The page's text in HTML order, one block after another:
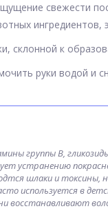
свежести
ингредиентов,
склонной к
руки водой и
группы B,
устранению
шлаки и токсины,
используется в
восстанавливают